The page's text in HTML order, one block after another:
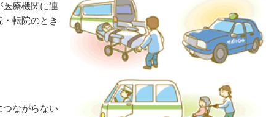
療機関に連
転院のとき
つながらない